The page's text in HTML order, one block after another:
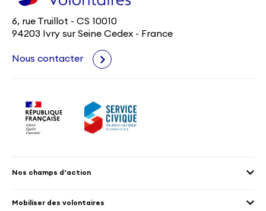
6, rue Truillot - CS 10010
94203 Ivry sur Seine Cedex - France
Nous contacter
Nos champs d’action
Culture et patrimoine
Mobiliser des volontaires